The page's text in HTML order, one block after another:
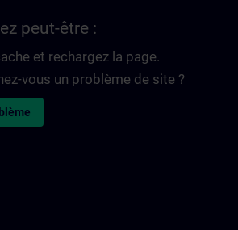
peut-être :
et rechargez la page.
vous un problème de site ?